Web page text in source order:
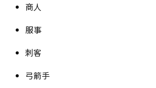
商人
服事
刺客
弓箭手